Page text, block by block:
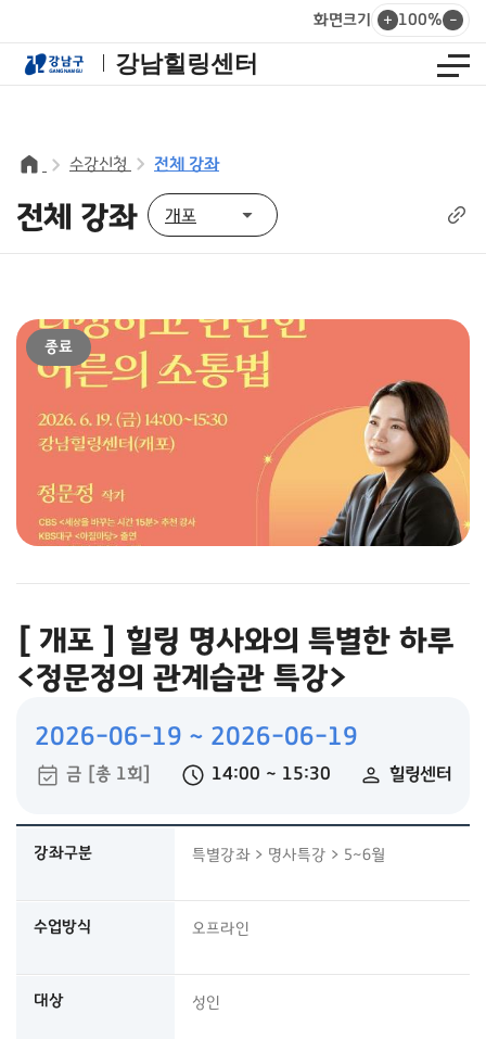
화면크기 +
브라우저 확대
100% -
브라
강남힐링센터 전체
수강신청 전체 강좌
전체 강좌 개포
종료
[ 개포 ] 힐링 명사와의 특별한 하루
<정문정의 관계습관 특강>
2026-06-19 ~ 2026-06-19
금 [총 1회] 14:00 ~ 15:30 힐링센터
강좌정보 상세 : 강좌구분, 수업방식, 대상, 연령제한, 접수기간, 접수방
강좌구분
특별강좌 > 명사특강 > 5~6월
수업방식 오프라인
대상 성인